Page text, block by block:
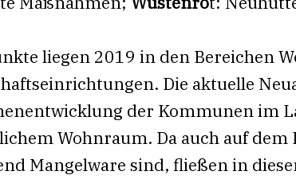
liegen 2019 in den Bereichen
Die aktuelle
der Kommunen im
Wohnraum. Da auch auf
Mangelware sind, fließen in